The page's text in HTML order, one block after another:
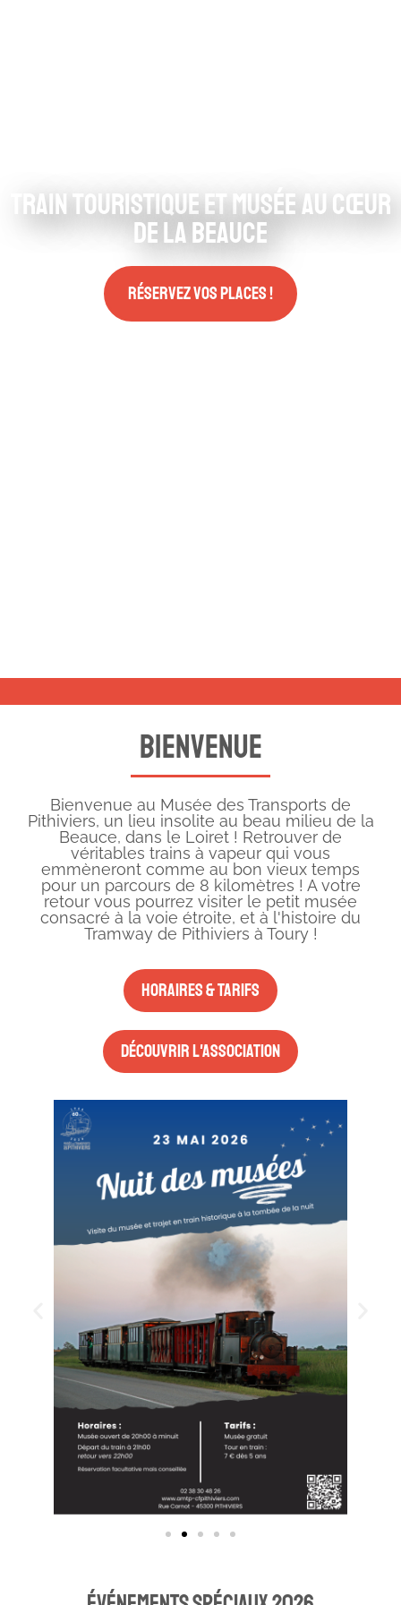
Train touristique et musée au cœur
de la Beauce
Réservez vos places !
bienvenue
Bienvenue au Musée des Transports de
Pithiviers, un lieu insolite au beau milieu de la
Beauce, dans le Loiret ! Retrouver de
véritables trains à vapeur qui vous
emmèneront comme au bon vieux temps
pour un parcours de 8 kilomètres ! A votre
retour vous pourrez visiter le petit musée
consacré à la voie étroite, et à l'histoire du
Tramway de Pithiviers à Toury !
Horaires & tarifs
Découvrir l'association